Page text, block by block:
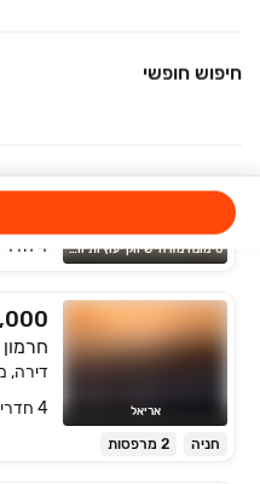
חיפוש חופשי
סימונה מזרחי שיווק יעוץ ותיווך נדל"ן
דירה
דירה,
4 חדרים • קומה ‎2‏ • 86 מ״ר
אריאל
חרמון
דירה,
4 חדרים • קומה ‎2‏ • 110 מ״ר
חניה 2 מרפסות